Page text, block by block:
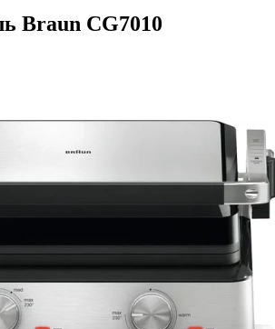
Braun CG7010